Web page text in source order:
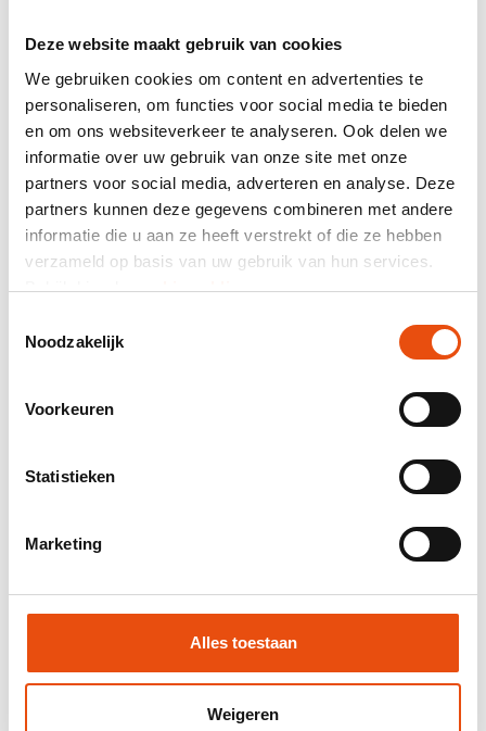
Deze website maakt gebruik van cookies
We gebruiken cookies om content en advertenties te
personaliseren, om functies voor social media te bieden
en om ons websiteverkeer te analyseren. Ook delen we
informatie over uw gebruik van onze site met onze
partners voor social media, adverteren en analyse. Deze
partners kunnen deze gegevens combineren met andere
informatie die u aan ze heeft verstrekt of die ze hebben
verzameld op basis van uw gebruik van hun services.
Bekijk hier decookiemelding.
Noodzakelijk
Voorkeuren
Statistieken
Marketing
Alles toestaan
Weigeren
geschenkdoosjes en pvc-giftcards zijn te zien op
om snel tot een gerichte keuze te komen.
De juiste giftcard verpakking gevonden? Klik op het
product en stel uw verpakking op de volgende pagina
samen.
Doorloop nu de stappen, zoals het gewenste formaat
en de gewenste kleur. De goedkope cadeaudoosjes
voorzien van uw bedrijfsnaam of logo? Kies dan de
ook alvast het ontwerp uploaden.
U heeft alle benodigde stappen doorlopen. Klik hier op
winkelwagen toe te voegen. Hier kunt u meteen
Voordat u gepersonaliseerde cadeaukaart verpakkingen
gaat kopen, dient u goed te weten voor welk doeleinde u
doosjes ook nog
nodig? Deze hebben wij ook!
Weet u niet zo goed welke giftcard verpakking het meest
De volgende onderwerpen kunnen van belang zijn bij het